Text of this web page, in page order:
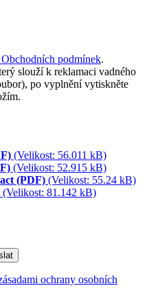
podmínek.
slouží k reklamaci vadného
po vyplnění vytiskněte
(Velikost: 56.011 kB)
(Velikost: 52.915 kB)
(PDF) (Velikost: 55.24 kB)
(Velikost: 81.142 kB)
ochrany osobních